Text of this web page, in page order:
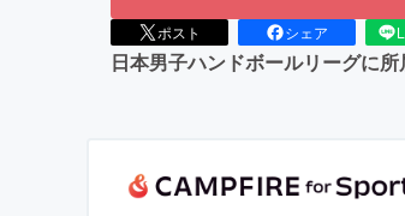
ポスト シェア
日本男子ハンドボールリーグに